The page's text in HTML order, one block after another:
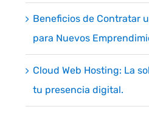
Beneficios de Contratar
para Nuevos
Cloud Web Hosting: La
tu presencia digital.